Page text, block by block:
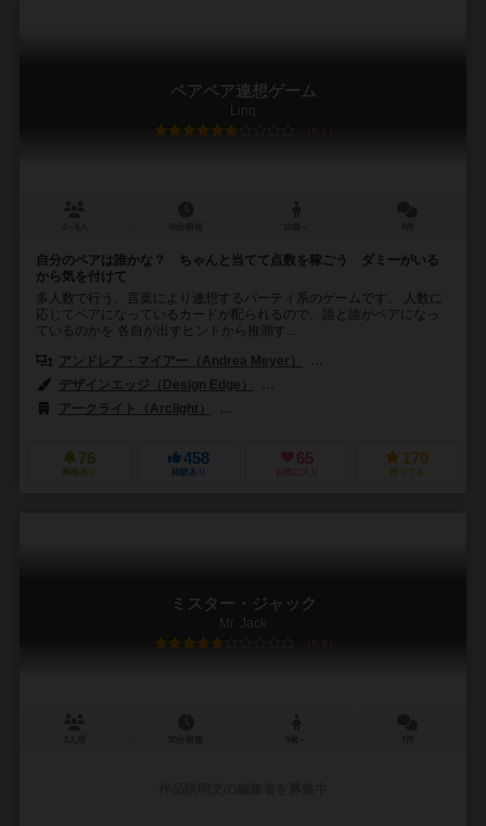
ペアペア連想ゲーム
Linq
6.1
自分のペアは誰かな？ ちゃんと当てて点数を稼ごう ダミーがいる
から気を付けて
多人数で行う、言葉により連想するパーティ系のゲームです。 人数に
応じてペアになっているカードが配られるので、誰と誰がペアになっ
ているのかを 各自が出すヒントから推測す...
アンドレア・マイアー（Andrea Meyer）
デザインエッジ（Design Edge）
アークライト（Arclight）
76
興味あり
458
経験あり
65
お気に入り
170
持ってる
ミスター・ジャック
Mr. Jack
5.9